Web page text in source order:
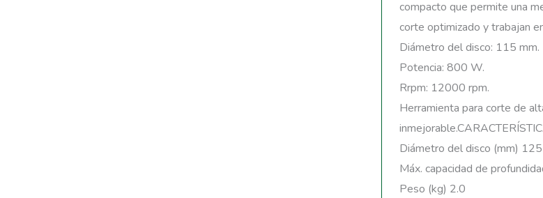
compacto que permite una
corte optimizado y trabajan
Diámetro del disco: 115 mm.
Potencia: 800 W.
Rrpm: 12000 rpm.
Herramienta para corte de
Diámetro del disco (mm) 125
Máx. capacidad de
Peso (kg) 2.0